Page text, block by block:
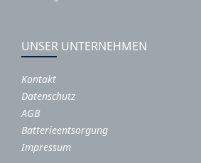
UNSER UNTERNEHMEN
Kontakt
Datenschutz
AGB
Batterieentsorgung
Impressum